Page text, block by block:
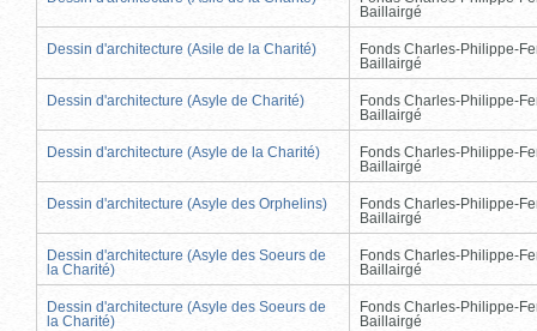
Baillairgé
Dessin d'architecture (Asile de la Charité)
Fonds Charles-Philippe-
Baillairgé
Dessin d'architecture (Asyle de Charité)
Fonds Charles-Philippe-
Baillairgé
Dessin d'architecture (Asyle de la Charité)
Fonds Charles-Philippe-
Baillairgé
Dessin d'architecture (Asyle des Orphelins)
Fonds Charles-Philippe-
Baillairgé
Dessin d'architecture (Asyle des Soeurs de
la Charité)
Fonds Charles-Philippe-
Baillairgé
Dessin d'architecture (Asyle des Soeurs de
la Charité)
Fonds Charles-Philippe-
Baillairgé